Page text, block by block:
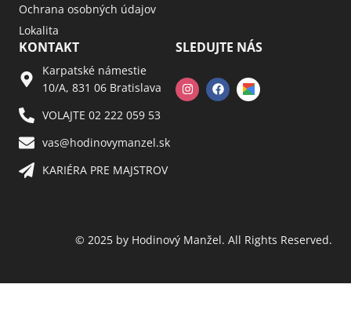
Ochrana osobných údajov
Lokalita
KONTAKT
Karpatské námestie
10/A, 831 06 Bratislava
VOLAJTE 02 222 059 53​
vas@hodinovymanzel.sk​
KARIÉRA PRE MAJSTROV​
SLEDUJTE NÁS
© 2025 by Hodinový Manžel. All Rights Reserved.